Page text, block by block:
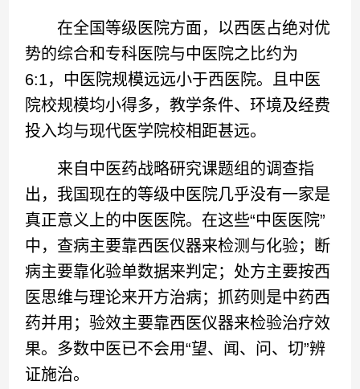
在全国等级医院方面，以西医占绝对优
势的综合和专科医院与中医院之比约为
6:1，中医院规模远远小于西医院。且中医
院校规模均小得多，教学条件、环境及经费
投入均与现代医学院校相距甚远。
来自中医药战略研究课题组的调查指
出，我国现在的等级中医院几乎没有一家是
真正意义上的中医医院。在这些“中医医院”
中，查病主要靠西医仪器来检测与化验；断
病主要靠化验单数据来判定；处方主要按西
医思维与理论来开方治病；抓药则是中药西
药并用；验效主要靠西医仪器来检验治疗效
果。多数中医已不会用“望、闻、问、切”辨
证施治。